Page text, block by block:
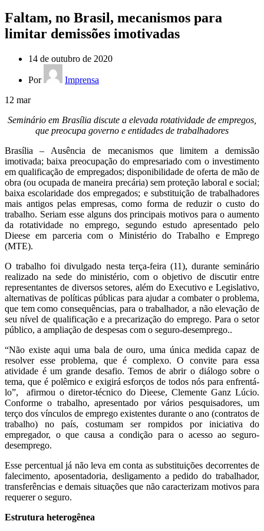
Faltam, no Brasil, mecanismos para
limitar demissões imotivadas
14 de outubro de 2020
Por
Imprensa
12 mar
Seminário em Brasília discute a elevada rotatividade de empregos,
que preocupa governo e entidades de trabalhadores
Brasília – Ausência de mecanismos que limitem a demissão
imotivada; baixa preocupação do empresariado com o investimento
em qualificação de empregados; disponibilidade de oferta de mão de
obra (ou ocupada de maneira precária) sem proteção laboral e social;
baixa escolaridade dos empregados; e substituição de trabalhadores
mais antigos pelas empresas, como forma de reduzir o custo do
trabalho. Seriam esse alguns dos principais motivos para o aumento
da rotatividade no emprego, segundo estudo apresentado pelo
Dieese em parceria com o Ministério do Trabalho e Emprego
(MTE).
O trabalho foi divulgado nesta terça-feira (11), durante seminário
realizado na sede do ministério, com o objetivo de discutir entre
representantes de diversos setores, além do Executivo e Legislativo,
alternativas de políticas públicas para ajudar a combater o problema,
que tem como consequências, para o trabalhador, a não elevação de
seu nível de qualificação e a precarização do emprego. Para o setor
público, a ampliação de despesas com o seguro-desemprego..
“Não existe aqui uma bala de ouro, uma única medida capaz de
resolver esse problema, que é complexo. O convite para essa
atividade é um grande desafio. Temos de abrir o diálogo sobre o
tema, que é polêmico e exigirá esforços de todos nós para enfrentá-
lo”, afirmou o diretor-técnico do Dieese, Clemente Ganz Lúcio.
Conforme o trabalho, apresentado por vários pesquisadores, um
terço dos vínculos de emprego existentes durante o ano (contratos de
trabalho) no país, costumam ser rompidos por iniciativa do
empregador, o que causa a condição para o acesso ao seguro-
desemprego.
Esse percentual já não leva em conta as substituições decorrentes de
falecimento, aposentadoria, desligamento a pedido do trabalhador,
transferências e demais situações que não caracterizam motivos para
requerer o seguro.
Estrutura heterogênea